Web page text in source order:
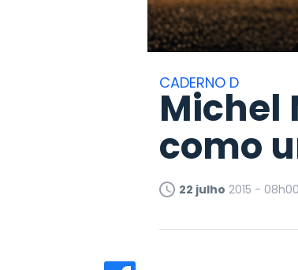
CADERNO D
Michel
como
22 julho 2015 - 08h00